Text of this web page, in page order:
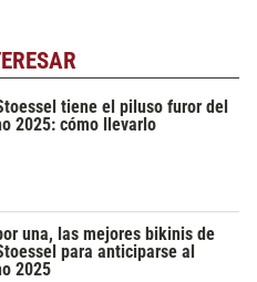
tiene el piluso furor del
2025: cómo llevarlo
una, las mejores bikinis de
para anticiparse al
2025